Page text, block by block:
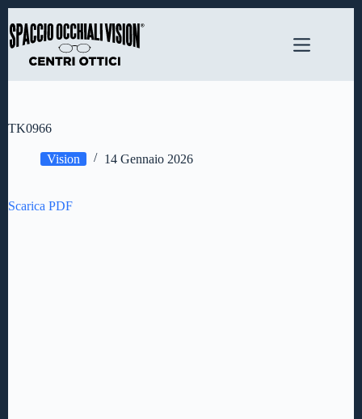
al
contenuto
TK0966
Vision 14 Gennaio 2026
Scarica PDF